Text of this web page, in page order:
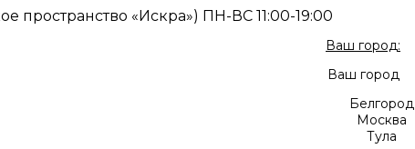
пространство «Искра») ПН-ВС 11:00-19:00
Ваш город:
Ваш город
Белгород
Москва
Тула